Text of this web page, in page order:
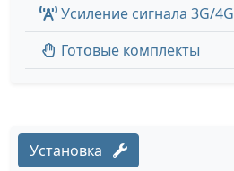
Усиление сигнала 3G/4G
Готовые комплекты
Установка